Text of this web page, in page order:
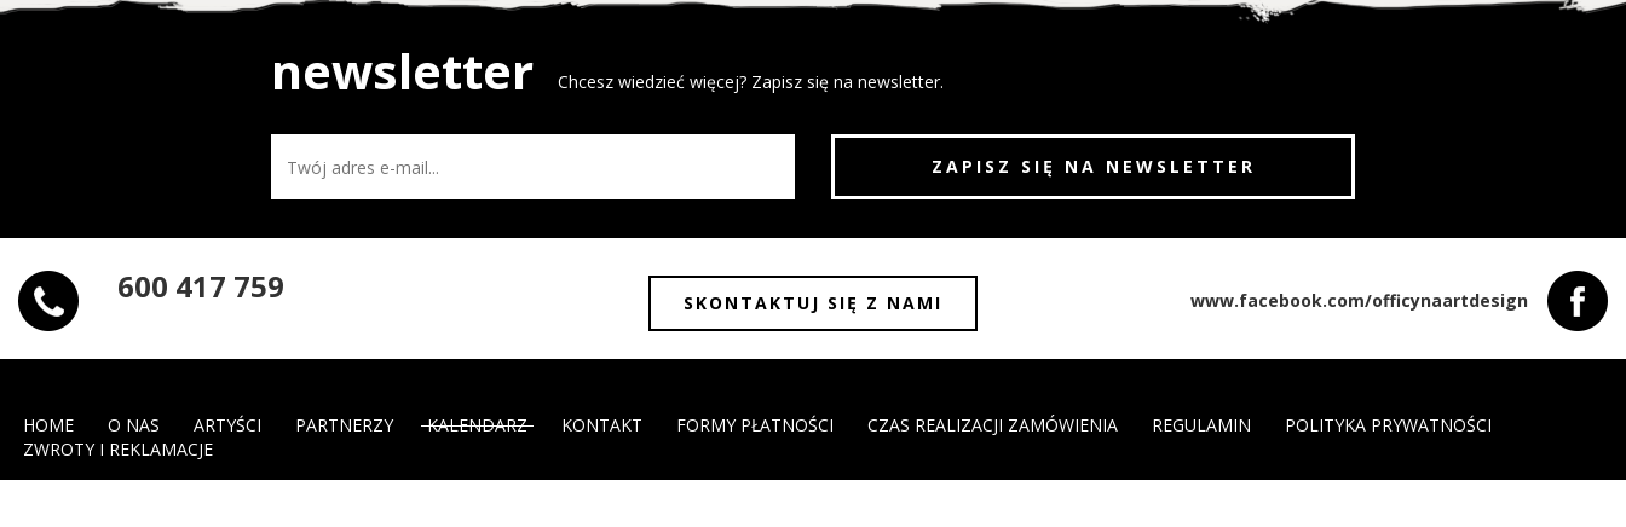
newsletter Chcesz wiedzieć więcej? Zapisz się na newsletter.
600 417 759 www.facebook.com/officynaartdesign
SKONTAKTUJ SIĘ Z NAMI
HOME O NAS ARTYŚCI PARTNERZY KALENDARZ KONTAKT FORMY PŁATNOŚCI CZAS REALIZACJI ZAMÓWIENIA REGULAMIN
POLITYKA PRYWATNOŚCI
ZWROTY I REKLAMACJE